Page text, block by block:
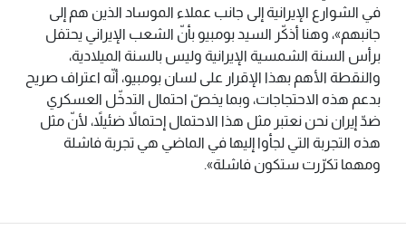
في الشوارع الإيرانية إلى جانب عملاء الموساد الذين هم إلى
جانبهم»، وهنا أذكّر السيد بومبيو بأنّ الشعب الإيراني يحتفل
برأس السنة الشمسية الإيرانية وليس بالسنة الميلادية،
والنقطة الأهم بهذا الإقرار على لسان بومبيو، أنّه اعتراف صريح
بدعم هذه الاحتجاجات، وبما يخصّ احتمال التدخّل العسكري
ضدّ إيران نحن نعتبر مثل هذا الاحتمال إحتمالاً ضئيلاً، لأنّ مثل
هذه التجربة التي لجأوا إليها في الماضي هي تجربة فاشلة
ومهما تكرّرت ستكون فاشلة».